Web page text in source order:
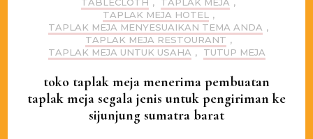
TABLECLOTH , TAPLAK MEJA ,
TAPLAK MEJA HOTEL ,
TAPLAK MEJA MENYESUAIKAN TEMA ANDA ,
TAPLAK MEJA RESTOURANT ,
TAPLAK MEJA UNTUK USAHA , TUTUP MEJA
toko taplak meja menerima pembuatan
taplak meja segala jenis untuk pengiriman ke
sijunjung sumatra barat